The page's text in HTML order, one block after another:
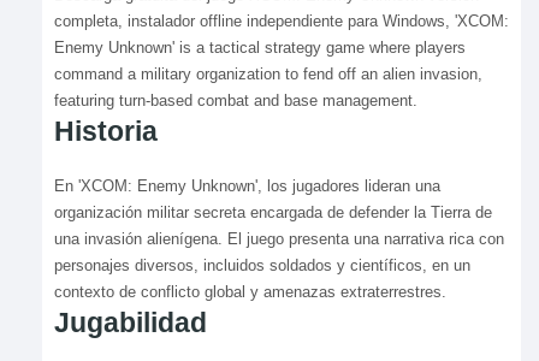
completa, instalador offline independiente para Windows, 'XCOM:
Enemy Unknown' is a tactical strategy game where players
command a military organization to fend off an alien invasion,
featuring turn-based combat and base management.
Historia
En 'XCOM: Enemy Unknown', los jugadores lideran una
organización militar secreta encargada de defender la Tierra de
una invasión alienígena. El juego presenta una narrativa rica con
personajes diversos, incluidos soldados y científicos, en un
contexto de conflicto global y amenazas extraterrestres.
Jugabilidad